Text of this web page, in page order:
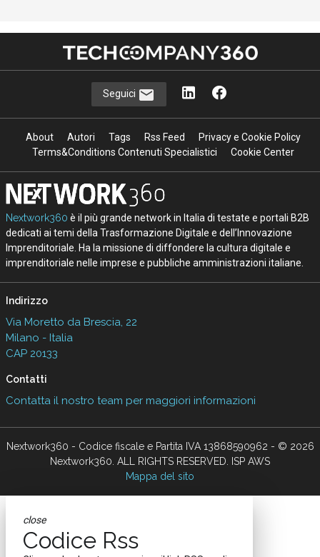
Seguici
About Autori Tags Rss Feed
Privacy e Cookie Policy
Terms&Conditions Contenuti Specialistici
Cookie Center
Nextwork360 è il più grande network in Italia di testate e portali B2B
dedicati ai temi della Trasformazione Digitale e dell’Innovazione
Imprenditoriale. Ha la missione di diffondere la cultura digitale e
imprenditoriale nelle imprese e pubbliche amministrazioni italiane.
Indirizzo
Via Moretto da Brescia, 22
Milano - Italia
CAP 20133
Contatti
Contatta il nostro team per maggiori informazioni
Nextwork360 - Codice fiscale e Partita IVA 13868590962 - © 2026
Nextwork360. ALL RIGHTS RESERVED. ISP AWS
Mappa del sito
close
Codice Rss